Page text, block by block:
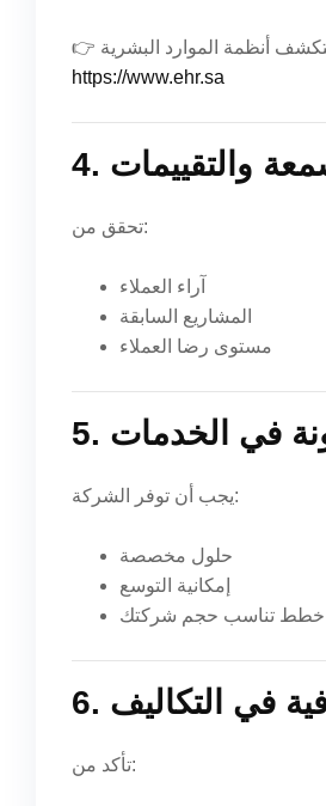
https://www.ehr.sa
والتقييمات
تحقق من:
آراء العملاء
المشاريع السابقة
مستوى رضا العملاء
في الخدمات
يجب أن توفر الشركة:
حلول مخصصة
إمكانية التوسع
خطط تناسب حجم شركتك
في التكاليف
تأكد من: